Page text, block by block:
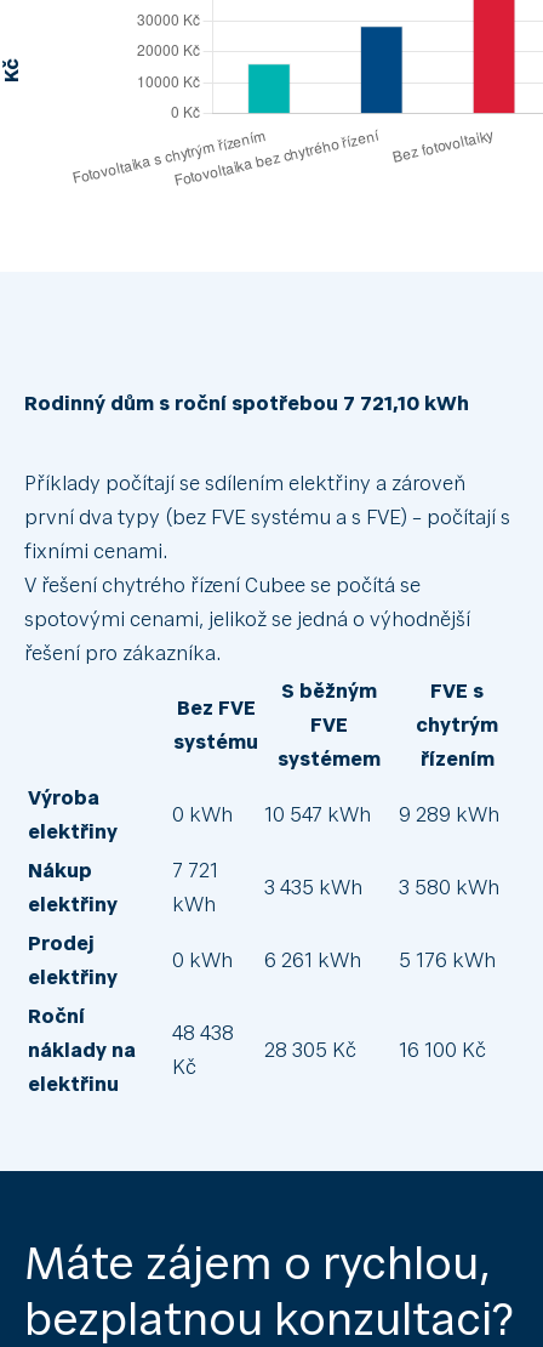
Rodinný dům s roční spotřebou 7 721,10 kWh
Příklady počítají se sdílením elektřiny a zároveň
první dva typy (bez FVE systému a s FVE) – počítají s
fixními cenami.
V řešení chytrého řízení Cubee se počítá se
spotovými cenami, jelikož se jedná o výhodnější
řešení pro zákazníka.
Bez FVE
systému
S běžným
FVE
systémem
FVE s
chytrým
řízením
Výroba
elektřiny
0 kWh 10 547 kWh 9 289 kWh
Nákup
elektřiny
7 721
kWh
3 435 kWh 3 580 kWh
Prodej
elektřiny
0 kWh 6 261 kWh 5 176 kWh
Roční
náklady na
elektřinu
48 438
Kč
28 305 Kč 16 100 Kč
Máte zájem o rychlou,
bezplatnou konzultaci?